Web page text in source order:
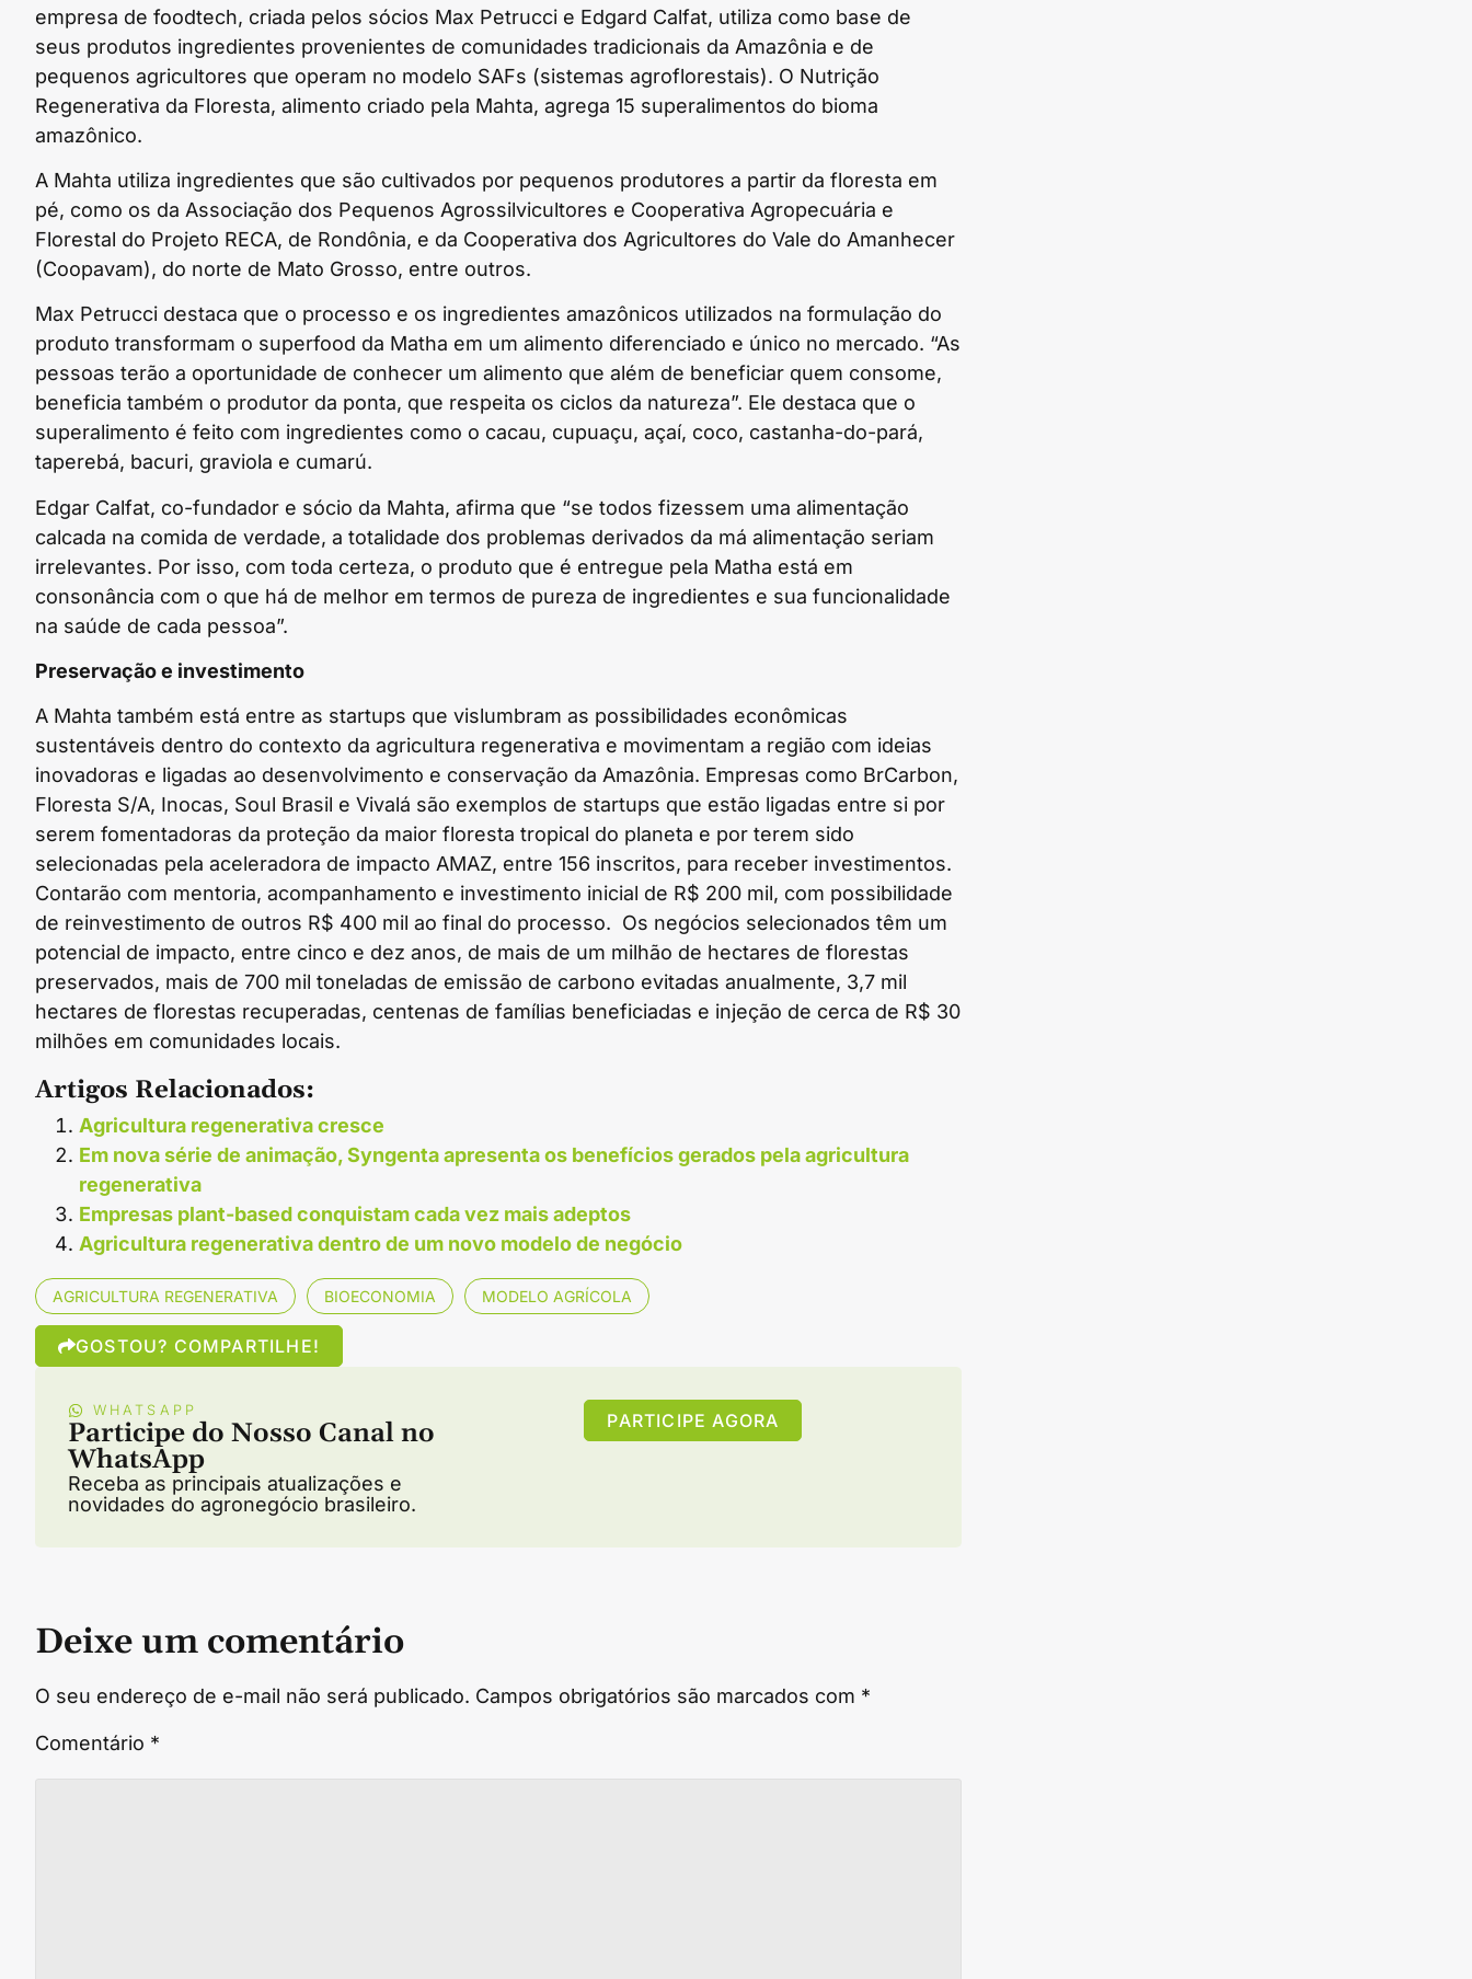
empresa de foodtech, criada pelos sócios Max Petrucci e Edgard Calfat, utiliza como base de
seus produtos ingredientes provenientes de comunidades tradicionais da Amazônia e de
pequenos agricultores que operam no modelo SAFs (sistemas agroflorestais). O Nutrição
Regenerativa da Floresta, alimento criado pela Mahta, agrega 15 superalimentos do bioma
amazônico.
A Mahta utiliza ingredientes que são cultivados por pequenos produtores a partir da floresta em
pé, como os da Associação dos Pequenos Agrossilvicultores e Cooperativa Agropecuária e
Florestal do Projeto RECA, de Rondônia, e da Cooperativa dos Agricultores do Vale do Amanhecer
(Coopavam), do norte de Mato Grosso, entre outros.
Max Petrucci destaca que o processo e os ingredientes amazônicos utilizados na formulação do
produto transformam o superfood da Matha em um alimento diferenciado e único no mercado. “As
pessoas terão a oportunidade de conhecer um alimento que além de beneficiar quem consome,
beneficia também o produtor da ponta, que respeita os ciclos da natureza”. Ele destaca que o
superalimento é feito com ingredientes como o cacau, cupuaçu, açaí, coco, castanha-do-pará,
taperebá, bacuri, graviola e cumarú.
Edgar Calfat, co-fundador e sócio da Mahta, afirma que “se todos fizessem uma alimentação
calcada na comida de verdade, a totalidade dos problemas derivados da má alimentação seriam
irrelevantes. Por isso, com toda certeza, o produto que é entregue pela Matha está em
consonância com o que há de melhor em termos de pureza de ingredientes e sua funcionalidade
na saúde de cada pessoa”.
Preservação e investimento
A Mahta também está entre as startups que vislumbram as possibilidades econômicas
sustentáveis dentro do contexto da agricultura regenerativa e movimentam a região com ideias
inovadoras e ligadas ao desenvolvimento e conservação da Amazônia. Empresas como BrCarbon,
Floresta S/A, Inocas, Soul Brasil e Vivalá são exemplos de startups que estão ligadas entre si por
serem fomentadoras da proteção da maior floresta tropical do planeta e por terem sido
selecionadas pela aceleradora de impacto AMAZ, entre 156 inscritos, para receber investimentos.
Contarão com mentoria, acompanhamento e investimento inicial de R$ 200 mil, com possibilidade
de reinvestimento de outros R$ 400 mil ao final do processo. Os negócios selecionados têm um
potencial de impacto, entre cinco e dez anos, de mais de um milhão de hectares de florestas
preservados, mais de 700 mil toneladas de emissão de carbono evitadas anualmente, 3,7 mil
hectares de florestas recuperadas, centenas de famílias beneficiadas e injeção de cerca de R$ 30
milhões em comunidades locais.
Artigos Relacionados:
Agricultura regenerativa cresce
Em nova série de animação, Syngenta apresenta os benefícios gerados pela agricultura
regenerativa
Empresas plant-based conquistam cada vez mais adeptos
Agricultura regenerativa dentro de um novo modelo de negócio
AGRICULTURA REGENERATIVA BIOECONOMIA MODELO AGRÍCOLA
GOSTOU? COMPARTILHE!
WHATSAPP
Participe do Nosso Canal no
WhatsApp
Receba as principais atualizações e
novidades do agronegócio brasileiro.
PARTICIPE AGORA
Deixe um comentário
O seu endereço de e-mail não será publicado. Campos obrigatórios são marcados com *
Comentário *